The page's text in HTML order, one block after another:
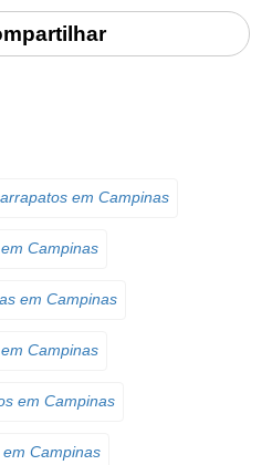
em Campinas
Campinas
em Campinas
Campinas
em Campinas
Campinas